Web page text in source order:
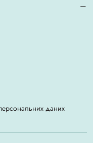
даних